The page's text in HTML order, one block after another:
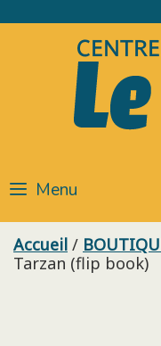
to
Menu
Accueil /
Tarzan (flip book)